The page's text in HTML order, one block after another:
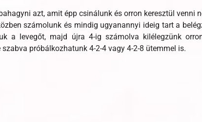
azt, amit épp csinálunk és orron keresztül venni
számolunk és mindig ugyanannyi ideig tart a
a levegőt, majd újra 4-ig számolva kilélegzünk
próbálkozhatunk 4-2-4 vagy 4-2-8 ütemmel is.